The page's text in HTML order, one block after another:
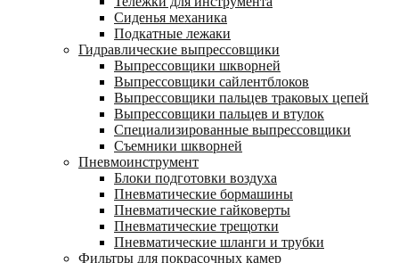
Сиденья механика
Подкатные лежаки
Гидравлические выпрессовщики
Выпрессовщики шкворней
Выпрессовщики сайлентблоков
Выпрессовщики пальцев траковых цепей
Выпрессовщики пальцев и втулок
Специализированные выпрессовщики
Cъемники шкворней
Пневмоинструмент
Блоки подготовки воздуха
Пневматические бормашины
Пневматические гайковерты
Пневматические трещотки
Пневматические шланги и трубки
Фильтры для покрасочных камер